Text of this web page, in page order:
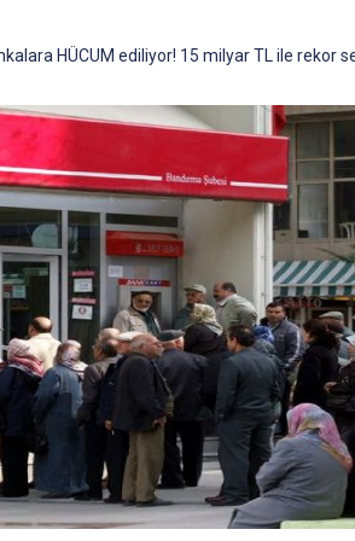
HÜCUM ediliyor! 15 milyar TL ile rekor